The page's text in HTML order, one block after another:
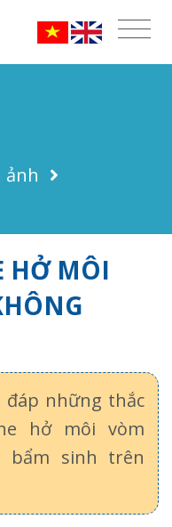
ảnh
HỞ MÔI
đáp những thắc
hở môi vòm
bẩm sinh trên